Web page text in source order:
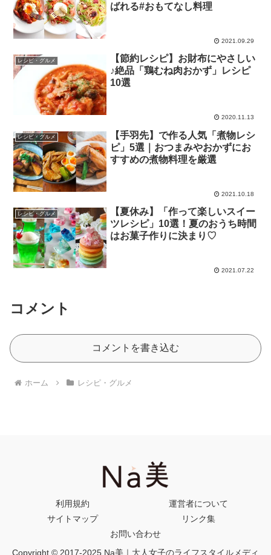
ばれる#おもてなし料理
2021.09.29
レシピ・グルメ
【節約レシピ】お財布にやさしい
♪絶品「鶏むね肉おかず」レシピ
10選
2020.11.13
レシピ・グルメ
【手羽先】で作る人気「煮物レシ
ピ」5選｜おつまみやおかずにお
すすめの煮物料理を厳選
2021.10.18
レシピ・グルメ
【夏休み】「作って楽しいスイー
ツレシピ」10選！夏のおうち時間
はお菓子作りに決まり♡
2021.07.22
コメント
コメントを書き込む
ホーム レシピ・グルメ
利用規約
運営者について
サイトマップ
リンク集
お問い合わせ
Copyright © 2017-2025 Na美｜大人女子のライフスタイルメディ